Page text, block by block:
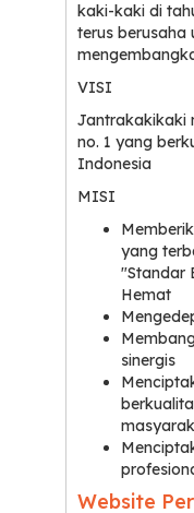
kaki-kaki di
terus berusaha
VISI
Jantrakakikaki
no. 1 yang
Indonesia
MISI
yang
"Standar
Hemat
sinergis
Website